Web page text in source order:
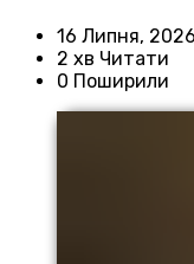
16 Липня, 2026
2 хв Читати
0 Поширили